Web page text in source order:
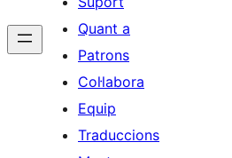
Quant a
Patrons
Col·labora
Equip
Traduccions